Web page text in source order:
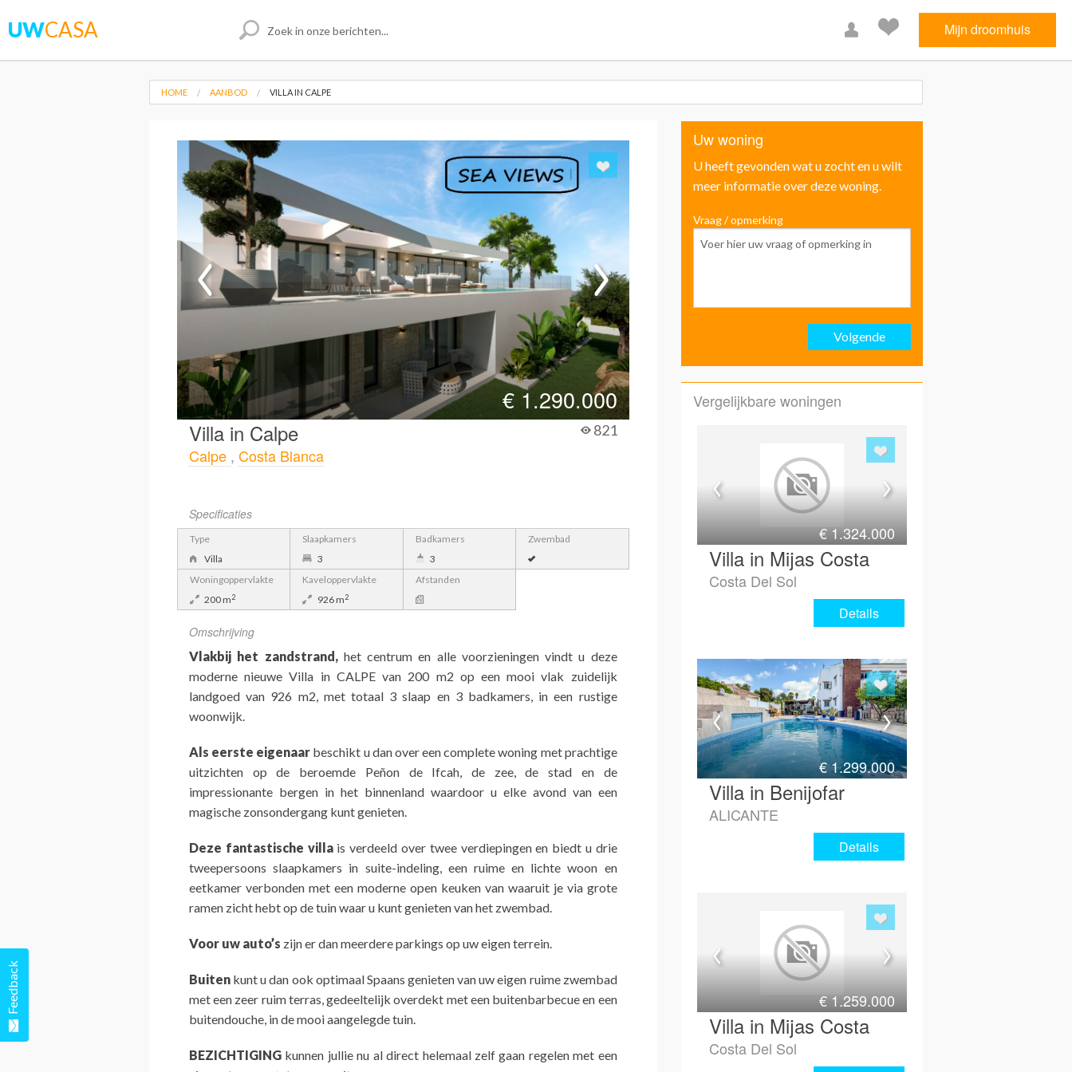
UWCASA Mijn droomhuis
HOME AANBOD VILLA IN CALPE
€ 1.290.000
Villa in Calpe 821
Calpe , Costa Blanca
Specificaties
Type
Villa
Slaapkamers
3
Badkamers
3
Zwembad
Woningoppervlakte
200 m2
Kaveloppervlakte
926 m2
Afstanden
Omschrijving
Vlakbij het zandstrand,het centrum en alle voorzieningen vindt u deze
moderne nieuwe Villa in CALPE van 200 m2 op een mooi vlak zuidelijk
landgoed van 926 m2, met totaal 3 slaap en 3 badkamers, in een rustige
woonwijk.
Als eerste eigenaar beschikt u dan over een complete woning met prachtige
uitzichten op de beroemde Peñon de Ifcah, de zee, de stad en de
impressionante bergen in het binnenland waardoor u elke avond van een
magische zonsondergang kunt genieten.
Deze fantastische villais verdeeld over twee verdiepingen en biedt u drie
tweepersoons slaapkamers in suite-indeling, een ruime en lichte woon en
eetkamer verbonden met een moderne open keuken van waaruit je via grote
ramen zicht hebt op de tuin waar u kunt genieten van het zwembad.
Voor uw auto’s zijn er dan meerdere parkings op uw eigen terrein.
Buiten kunt u dan ook optimaal Spaans genieten van uw eigen ruime zwembad
met een zeer ruim terras, gedeeltelijk overdekt met een buitenbarbecue en een
buitendouche, in de mooi aangelegde tuin.
BEZICHTIGING kunnen jullie nu al direct helemaal zelf gaan regelen met een
Uw woning
U heeft gevonden wat u zocht en u wilt
meer informatie over deze woning.
Vraag / opmerking
Volgende
Vergelijkbare woningen
€1.324.000
Villa in Mijas Costa
Costa Del Sol
Details
€1.299.000
Villa in Benijofar
ALICANTE
Details
€1.259.000
Villa in Mijas Costa
Costa Del Sol
Feedback